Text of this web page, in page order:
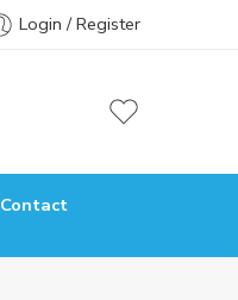
Login / Register
Contact